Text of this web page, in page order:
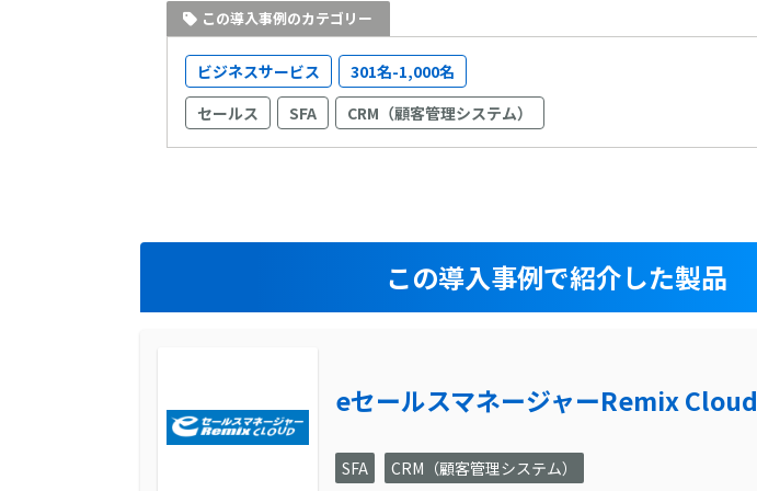
この導入事例のカテゴリー
ビジネスサービス
301名-1,000名
セールス
SFA CRM（顧客管理システム）
この導入事例で紹介した製品
eセールスマネージャーRemix Cloud
SFA CRM（顧客管理システム）